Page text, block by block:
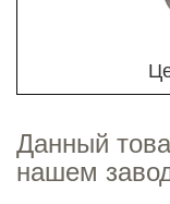
Данный
нашем